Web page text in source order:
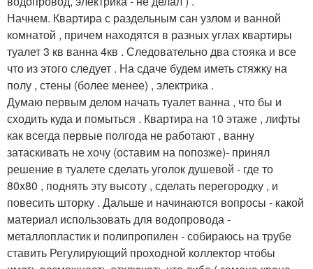
Начнем. Квартира с раздельным сан узлом и ванной
комнатой , причем находятся в разных углах квартиры
туалет 3 кв ванна 4кв . Следовательно два стояка и все
что из этого следует . На сдаче будем иметь стяжку на
полу , стены (более менее) , электрика .
Думаю первым делом начать туалет ванна , что бы и
сходить куда и помыться . Квартира на 10 этаже , лифты
как всегда первые полгода не работают , ванну
затаскивать не хочу (оставим на попозже)- принял
решение в туалете сделать уголок душевой - где то
80х80 , поднять эту высоту , сделать перегородку , и
повесить шторку . Дальше и начинаются вопросы - какой
материал использовать для водопровода -
металлопластик и полипропилен - собираюсь на трубе
ставить Регулирующий проходной коллектор чтобы